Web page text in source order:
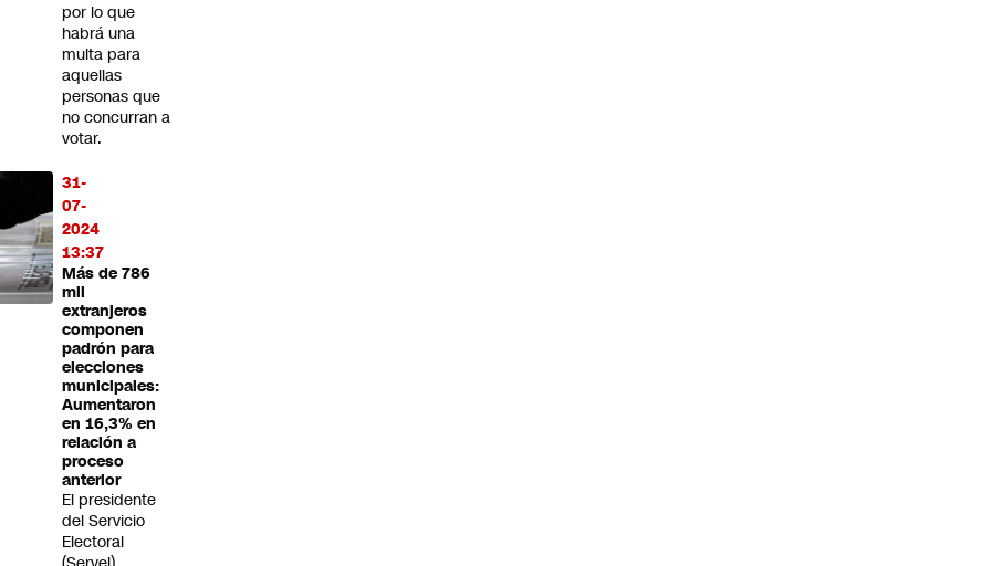
por lo que
habrá una
multa para
aquellas
personas que
no concurran a
votar.
31-
07-
2024
13:37
Más de 786
mil
extranjeros
componen
padrón para
elecciones
municipales:
Aumentaron
en 16,3% en
relación a
proceso
anterior
El presidente
del Servicio
Electoral